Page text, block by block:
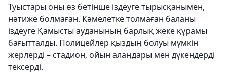
Туыстары оны өз бетінше іздеуге тырысқанымен,
нәтиже болмаған. Кәмелетке толмаған баланы
іздеуге Қамысты ауданының барлық жеке құрамы
бағытталды. Полицейлер қыздың болуы мүмкін
жерлерді – стадион, ойын алаңдары мен дүкендерді
тексерді.